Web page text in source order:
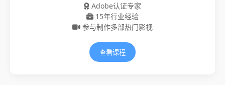
Adobe认证专家
15年行业经验
参与制作多部热门影视
查看课程